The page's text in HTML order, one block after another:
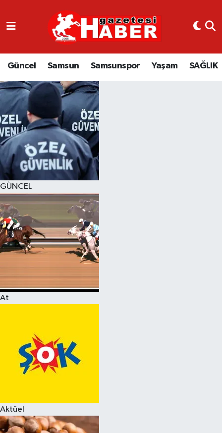
Güncel Samsun Samsunspor Yaşam SAĞLIK
GÜNCEL
At
Aktüel
GÜNCEL
SAMSUN
SAMSUNSPOR
EKONOMİ
YAŞAM